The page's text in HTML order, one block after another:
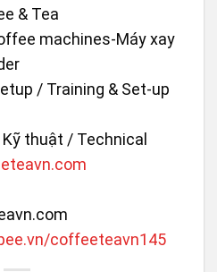
& Tea
machines-Máy xay
/ Training & Set-up
thuật / Technical
coffeeteavn145